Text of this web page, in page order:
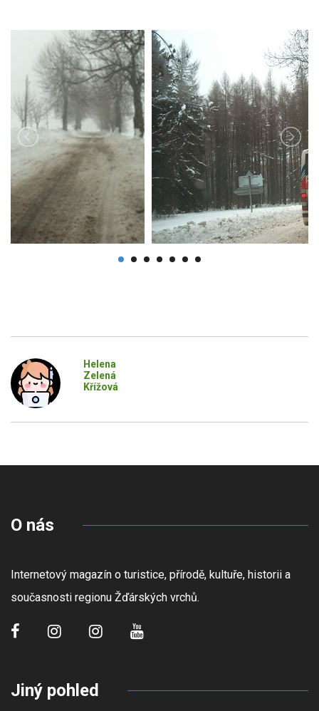
Helena
Zelená
Křížová
O nás
Internetový magazín o turistice, přírodě, kultuře, historii a
současnosti regionu Žďárských vrchů.
Jiný pohled